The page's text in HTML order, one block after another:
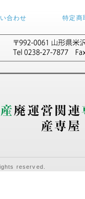
合わせ 特定商
reserved.